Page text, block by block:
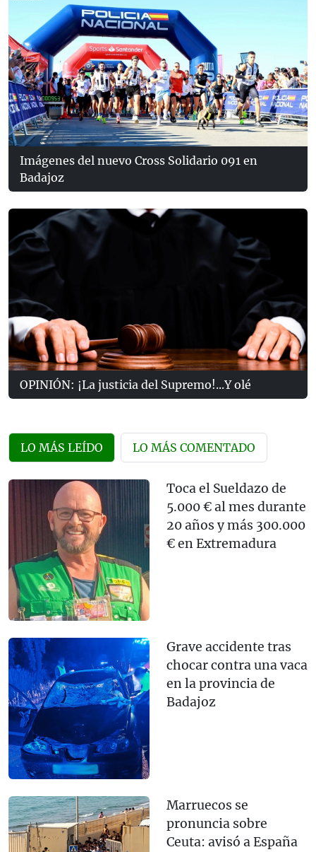
Imágenes del nuevo Cross Solidario 091 en
Badajoz
OPINIÓN: ¡La justicia del Supremo!...Y olé
LO MÁS LEÍDO LO MÁS COMENTADO
Toca el Sueldazo de
5.000 € al mes durante
20 años y más 300.000
€ en Extremadura
Grave accidente tras
chocar contra una vaca
en la provincia de
Badajoz
Marruecos se
pronuncia sobre
Ceuta: avisó a España